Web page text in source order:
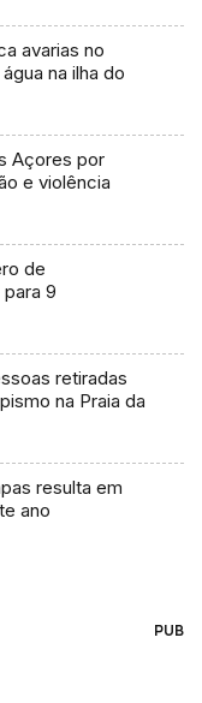
avarias no
na ilha do
Açores por
e violência
de
9
retiradas
na Praia da
resulta em
ano
PUB